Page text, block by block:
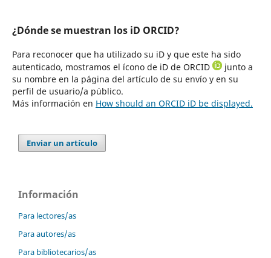
¿Dónde se muestran los iD ORCID?
Para reconocer que ha utilizado su iD y que este ha sido
autenticado, mostramos el ícono de iD de ORCID
junto a
su nombre en la página del artículo de su envío y en su
perfil de usuario/a público.
Más información en How should an ORCID iD be displayed.
Enviar un artículo
Información
Para lectores/as
Para autores/as
Para bibliotecarios/as